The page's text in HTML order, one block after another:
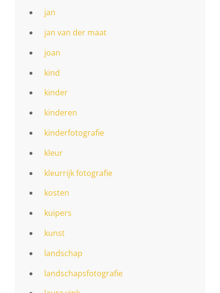
jan
jan van der maat
joan
kind
kinder
kinderen
kinderfotografie
kleur
kleurrijk fotografie
kosten
kuipers
kunst
landschap
landschapsfotografie